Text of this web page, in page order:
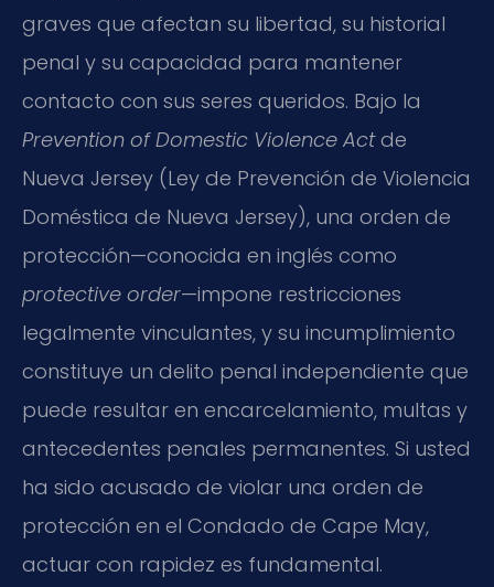
graves que afectan su libertad, su historial
penal y su capacidad para mantener
contacto con sus seres queridos. Bajo la
Prevention of Domestic Violence Actde
Nueva Jersey (Ley de Prevención de Violencia
Doméstica de Nueva Jersey), una orden de
protección—conocida en inglés como
protective order—impone restricciones
legalmente vinculantes, y su incumplimiento
constituye un delito penal independiente que
puede resultar en encarcelamiento, multas y
antecedentes penales permanentes. Si usted
ha sido acusado de violar una orden de
protección en el Condado de Cape May,
actuar con rapidez es fundamental.